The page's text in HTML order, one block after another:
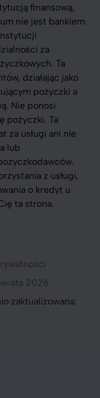
finansową,
nie jest bankiem
za
Ta
działając jako
pożyczki a
Nie ponosi
pożyczki. Ta
za usługi ani nie
lub
z usługi,
o kredyt u
ta strona.
2026
zaktualizowana: